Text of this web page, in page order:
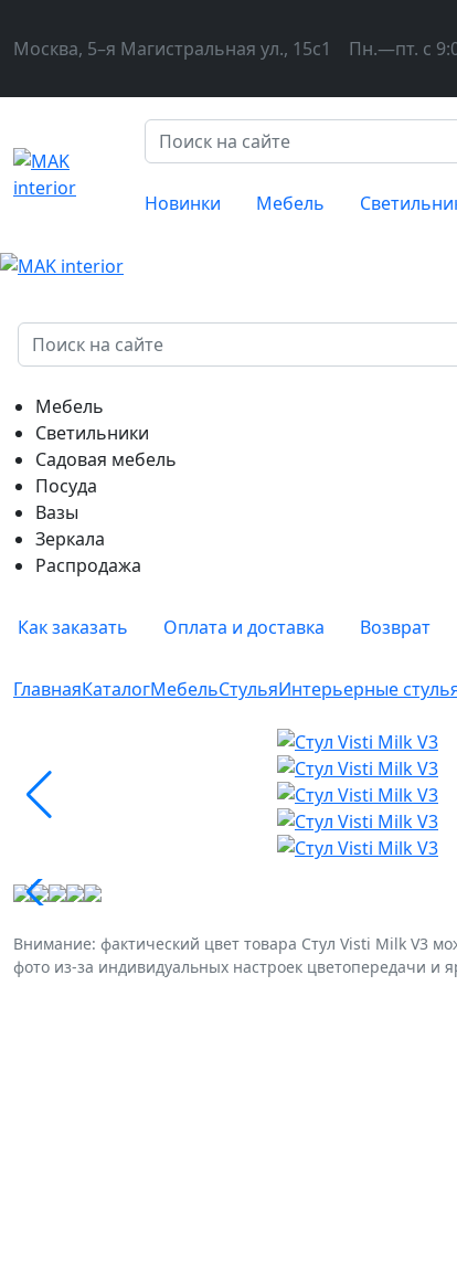
Москва, 5–я Магистральная ул., 15с1 Пн.—пт. с
Новинки
Мебель
Мебель
Светильники
Садовая мебель
Посуда
Вазы
Зеркала
Распродажа
Как заказать Оплата и доставка Возврат
ГлавнаяКаталогМебельСтульяИнтерьерные
Внимание: фактический цвет товара Стул Visti Milk V3
фото из-за индивидуальных настроек цветопередачи и